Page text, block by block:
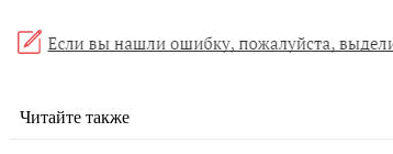
Читайте также